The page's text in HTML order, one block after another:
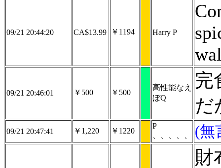
09/21 20:44:20 CA$13.99 ￥1194 Harry P
09/21 20:46:01 ￥500 ￥500
高性能なえ
ぼQ
完
だ
09/21 20:47:41 ￥1,220 ￥1220
P
(無
財